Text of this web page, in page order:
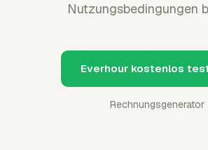
Nutzungsbedingungen
Everhour kostenlos
Rechnungsgenerator